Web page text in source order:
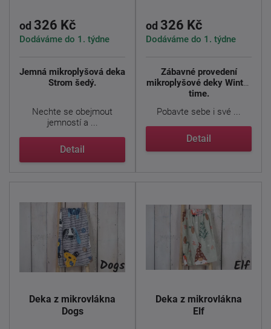
od 326 Kč
Dodáváme do 1. týdne
Jemná mikroplyšová deka
Strom šedý.
Nechte se obejmout
jemností a ...
Detail
od 326 Kč
Dodáváme do 1. týdne
Zábavné provedení
mikroplyšové deky Winter
time.
Pobavte sebe i své ...
Detail
Deka z mikrovlákna
Dogs
Deka z mikrovlákna
Elf